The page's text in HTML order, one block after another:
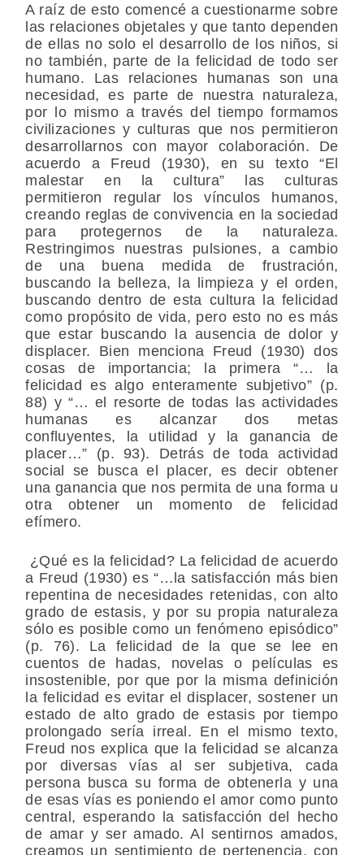
A raíz de esto comencé a cuestionarme sobre
las relaciones objetales y que tanto dependen
de ellas no solo el desarrollo de los niños, si
no también, parte de la felicidad de todo ser
humano. Las relaciones humanas son una
necesidad, es parte de nuestra naturaleza,
por lo mismo a través del tiempo formamos
civilizaciones y culturas que nos permitieron
desarrollarnos con mayor colaboración. De
acuerdo a Freud (1930), en su texto “El
malestar en la cultura” las culturas
permitieron regular los vínculos humanos,
creando reglas de convivencia en la sociedad
para protegernos de la naturaleza.
Restringimos nuestras pulsiones, a cambio
de una buena medida de frustración,
buscando la belleza, la limpieza y el orden,
buscando dentro de esta cultura la felicidad
como propósito de vida, pero esto no es más
que estar buscando la ausencia de dolor y
displacer. Bien menciona Freud (1930) dos
cosas de importancia; la primera “… la
felicidad es algo enteramente subjetivo” (p.
88) y “… el resorte de todas las actividades
humanas es alcanzar dos metas
confluyentes, la utilidad y la ganancia de
placer…” (p. 93). Detrás de toda actividad
social se busca el placer, es decir obtener
una ganancia que nos permita de una forma u
otra obtener un momento de felicidad
efímero.
¿Qué es la felicidad? La felicidad de acuerdo
a Freud (1930) es “…la satisfacción más bien
repentina de necesidades retenidas, con alto
grado de estasis, y por su propia naturaleza
sólo es posible como un fenómeno episódico”
(p. 76). La felicidad de la que se lee en
cuentos de hadas, novelas o películas es
insostenible, por que por la misma definición
la felicidad es evitar el displacer, sostener un
estado de alto grado de estasis por tiempo
prolongado sería irreal. En el mismo texto,
Freud nos explica que la felicidad se alcanza
por diversas vías al ser subjetiva, cada
persona busca su forma de obtenerla y una
de esas vías es poniendo el amor como punto
central, esperando la satisfacción del hecho
de amar y ser amado. Al sentirnos amados,
creamos un sentimiento de pertenencia, con